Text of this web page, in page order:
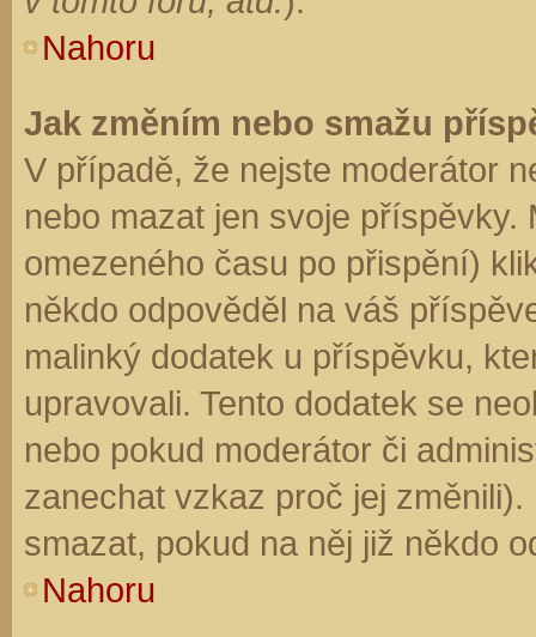
Nahoru
Jak změním nebo smažu
V případě, že nejste moderátor
nebo mazat jen svoje
omezeného času po přispění)
někdo odpověděl na váš
malinký dodatek u příspěvku,
upravovali. Tento dodatek se
nebo pokud moderátor či
zanechat vzkaz proč jej
smazat, pokud na něj již někdo
Nahoru